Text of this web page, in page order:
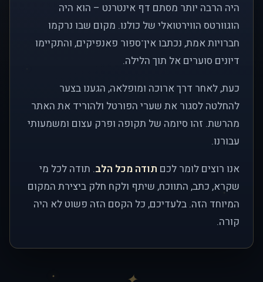
היה הרבה יותר מסתם דף אינטרנט – הוא היה
הוגוורטס הווירטואלי של כולנו. מקום שבו נרקמו
חברויות אמת, נכתבו אין־ספור פאנפיקים, והתקיימו
דיונים סוערים אל תוך הלילה.
כעת, לאחר דרך ארוכה ומופלאה, הגענו בצער
להחלטה לסגור את שערי הפורטל ולהוריד את האתר
מהרשת. זהו סיומה של תקופה ופרק עצום ומשמעותי
עבורנו.
אנו רוצים לומר לכם תודה מכל הלב. תודה לכל מי
שקרא, כתב, התווכח, שיתף ולקח חלק ביצירת המקום
המיוחד הזה. בלעדיכם, כל הקסם הזה פשוט לא היה
קורה.